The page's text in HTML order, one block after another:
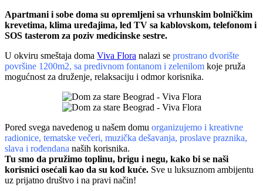
Apartmani i sobe doma su opremljeni sa vrhunskim bolničkim
krevetima, klima uređajima, led TV sa kablovskom, telefonom i
SOS tasterom za poziv medicinske sestre.
U okviru smeštaja doma Viva Flora nalazi se prostrano dvorište
površine 1200m2, sa predivnom fontanom i zelenilom koje pruža
mogućnost za druženje, relaksaciju i odmor korisnika.
Pored svega navedenog u našem domu organizujemo i kreativne
radionice, tematske večeri, muzička dešavanja, proslave praznika,
slava i rođendana naših korisnika.
Tu smo da pružimo toplinu, brigu i negu, kako bi se naši
korisnici osećali kao da su kod kuće. Sve u luksuznom ambijentu
uz prijatno društvo i na pravi način!